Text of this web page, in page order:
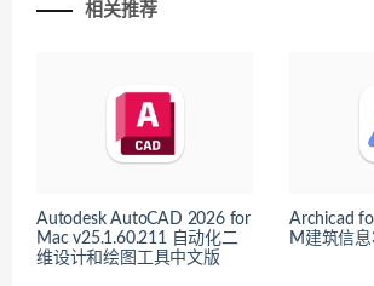
相关推荐
Autodesk AutoCAD 2026 for
Mac v25.1.60.211 自动化二
维设计和绘图工具中文版
Archicad
M建筑信